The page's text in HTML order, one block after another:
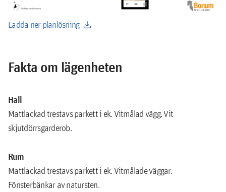
Ladda ner planlösning download
Fakta om lägenheten
Hall
Mattlackad trestavs parkett i ek. Vitmålad vägg. Vit
skjutdörrsgarderob.
Rum
Mattlackad trestavs parkett i ek. Vitmålade väggar.
Fönsterbänkar av natursten.